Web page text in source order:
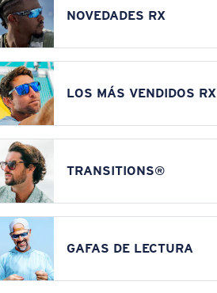
NOVEDADES RX
LOS MÁS VENDIDOS RX
TRANSITIONS®
GAFAS DE LECTURA